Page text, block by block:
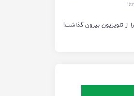
از تلویزیون بیرون گذاشت!